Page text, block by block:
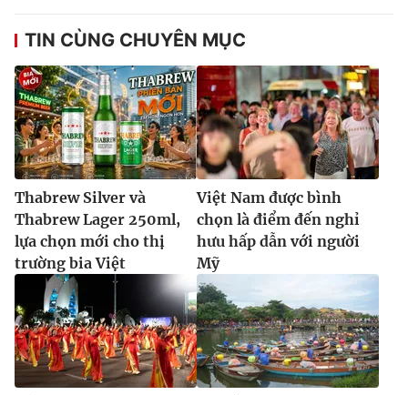
® Cấm sao chép dưới mọi hình thức nếu không có sự chấp
thuận bằng văn bản. Ghi rõ nguồn VTV.vn khi phát hành lại
thông tin từ website này.
TIN CÙNG CHUYÊN MỤC
Thabrew Silver và
Thabrew Lager 250ml,
lựa chọn mới cho thị
trường bia Việt
Việt Nam được bình
chọn là điểm đến nghỉ
hưu hấp dẫn với người
Mỹ